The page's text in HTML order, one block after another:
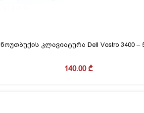
ნოუთბუქის კლავიატურა Dell Vostro 3400 –
140.00₾